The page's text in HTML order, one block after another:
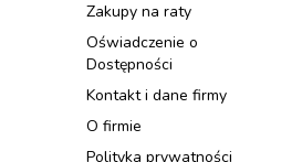
Zakupy na raty
Oświadczenie o
Dostępności
Kontakt i dane firmy
O firmie
Polityka prywatności